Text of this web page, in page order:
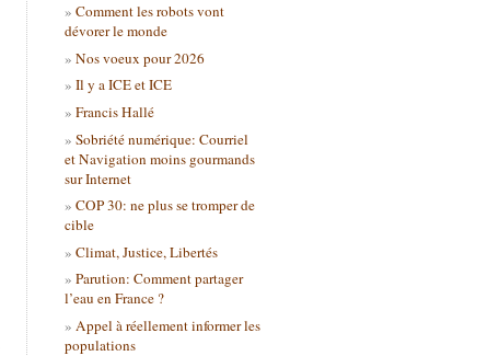
Comment les robots vont
dévorer le monde
Nos voeux pour 2026
Il y a ICE et ICE
Francis Hallé
Sobriété numérique: Courriel
et Navigation moins gourmands
sur Internet
COP 30: ne plus se tromper de
cible
Climat, Justice, Libertés
Parution: Comment partager
l’eau en France ?
Appel à réellement informer les
populations